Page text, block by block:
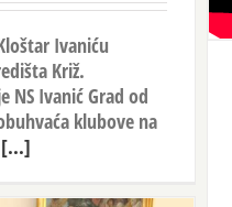
Ivaniću
Križ.
NS Ivanić Grad od
klubove na
[...]